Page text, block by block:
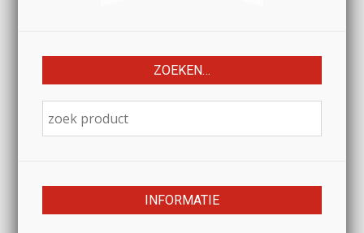
ZOEKEN…
INFORMATIE